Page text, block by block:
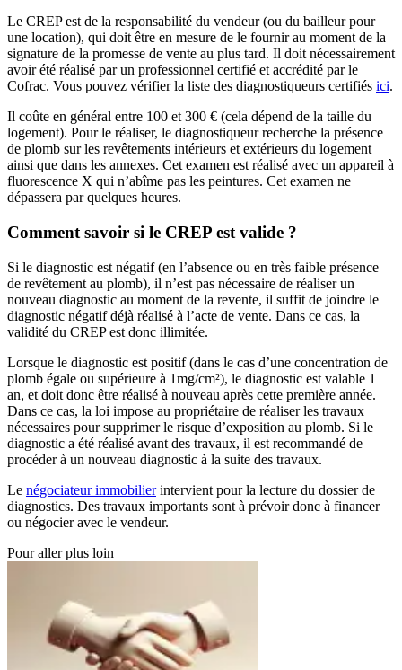
Le CREP est de la responsabilité du vendeur (ou du bailleur pour
une location), qui doit être en mesure de le fournir au moment de la
signature de la promesse de vente au plus tard. Il doit nécessairement
avoir été réalisé par un professionnel certifié et accrédité par le
Cofrac. Vous pouvez vérifier la liste des diagnostiqueurs certifiés ici.
Il coûte en général entre 100 et 300 € (cela dépend de la taille du
logement). Pour le réaliser, le diagnostiqueur recherche la présence
de plomb sur les revêtements intérieurs et extérieurs du logement
ainsi que dans les annexes. Cet examen est réalisé avec un appareil à
fluorescence X qui n’abîme pas les peintures. Cet examen ne
dépassera par quelques heures.
Comment savoir si le CREP est valide ?
Si le diagnostic est négatif (en l’absence ou en très faible présence
de revêtement au plomb), il n’est pas nécessaire de réaliser un
nouveau diagnostic au moment de la revente, il suffit de joindre le
diagnostic négatif déjà réalisé à l’acte de vente. Dans ce cas, la
validité du CREP est donc illimitée.
Lorsque le diagnostic est positif (dans le cas d’une concentration de
plomb égale ou supérieure à 1mg/cm²), le diagnostic est valable 1
an, et doit donc être réalisé à nouveau après cette première année.
Dans ce cas, la loi impose au propriétaire de réaliser les travaux
nécessaires pour supprimer le risque d’exposition au plomb. Si le
diagnostic a été réalisé avant des travaux, il est recommandé de
procéder à un nouveau diagnostic à la suite des travaux.
Le négociateur immobilierintervient pour la lecture du dossier de
diagnostics. Des travaux importants sont à prévoir donc à financer
ou négocier avec le vendeur.
Pour aller plus loin